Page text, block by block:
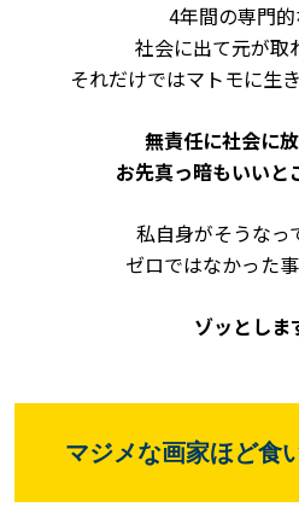
4年間の専門
社会に出て元が取
それだけではマトモに生
無責任に社会に
お先真っ暗もいいと
私自身がそうなっ
ゼロではなかった
ゾッとしま
マジメな画家ほど食